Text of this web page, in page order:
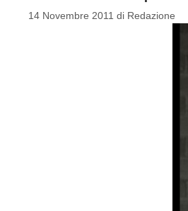
14 Novembre 2011 di Redazione